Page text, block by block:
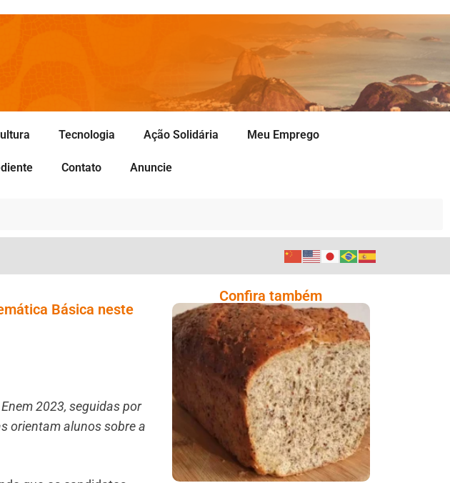
Tecnologia Ação Solidária Meu Emprego
Contato Anuncie
Básica neste
2023, seguidas por
orientam alunos sobre a
Confira também
Comer Bem: Pão Low
Carb